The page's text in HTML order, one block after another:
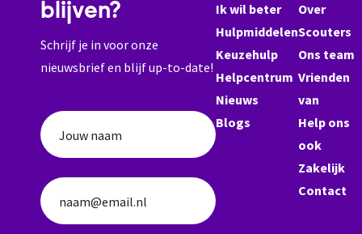
blijven?
Schrijf je in voor onze
nieuwsbrief en blijf up-to-date!
Jouw naam
naam@email.nl
Ik wil beter
Hulpmiddelen
Keuzehulp
Helpcentrum
Nieuws
Blogs
Over
Scouters
Ons team
Vrienden
van
Help ons
ook
Zakelijk
Contact